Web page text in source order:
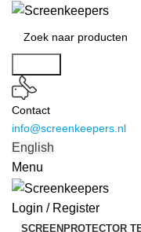
Contact
info@screenkeepers.nl
English
Menu
Login / Register
SCREENPROTECTOR